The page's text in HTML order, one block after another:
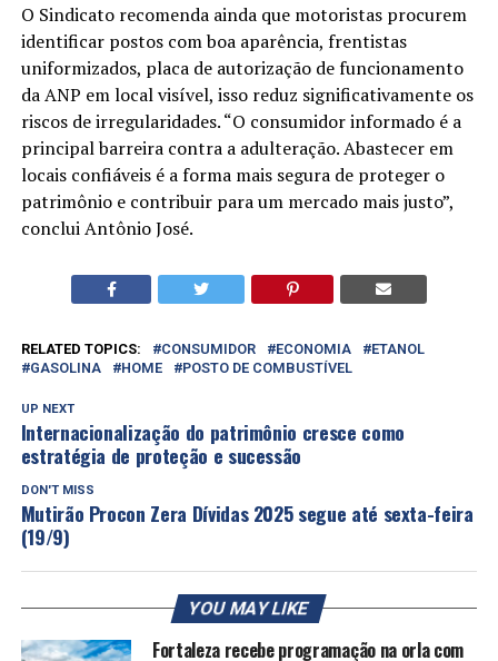
O Sindicato recomenda ainda que motoristas procurem
identificar postos com boa aparência, frentistas
uniformizados, placa de autorização de funcionamento
da ANP em local visível, isso reduz significativamente os
riscos de irregularidades. “O consumidor informado é a
principal barreira contra a adulteração. Abastecer em
locais confiáveis é a forma mais segura de proteger o
patrimônio e contribuir para um mercado mais justo”,
conclui Antônio José.
RELATED TOPICS: CONSUMIDOR ECONOMIA
ETANOL
GASOLINA
HOME POSTO DE COMBUSTÍVEL
UP NEXT
Internacionalização do patrimônio cresce como
estratégia de proteção e sucessão
DON'T MISS
Mutirão Procon Zera Dívidas 2025 segue até sexta-feira
(19/9)
YOU MAY LIKE
Fortaleza recebe programação na orla com